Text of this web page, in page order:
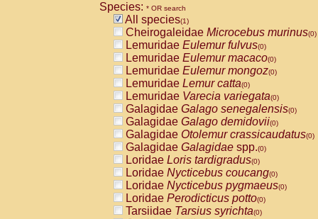
Species: * OR search
All species(1)
Cheirogaleidae Microcebus murinus(0)
Lemuridae Eulemur fulvus(0)
Lemuridae Eulemur macaco(0)
Lemuridae Eulemur mongoz(0)
Lemuridae Lemur catta(0)
Lemuridae Varecia variegata(0)
Galagidae Galago senegalensis(0)
Galagidae Galago demidovii(0)
Galagidae Otolemur crassicaudatus(0)
Galagidae Galagidae spp.(0)
Loridae Loris tardigradus(0)
Loridae Nycticebus coucang(0)
Loridae Nycticebus pygmaeus(0)
Loridae Perodicticus potto(0)
Tarsiidae Tarsius syrichta(0)